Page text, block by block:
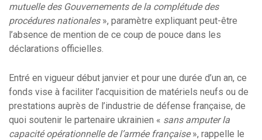
mutuelle des Gouvernements de la complétude des
procédures nationales», paramètre expliquant peut-être
l’absence de mention de ce coup de pouce dans les
déclarations officielles.
Entré en vigueur début janvier et pour une durée d’un an, ce
fonds vise à faciliter l’acquisition de matériels neufs ou de
prestations auprès de l’industrie de défense française, de
quoi soutenir le partenaire ukrainien « sans amputer la
capacité opérationnelle de l’armée française», rappelle le